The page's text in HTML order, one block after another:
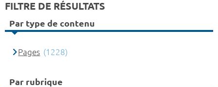
FILTRE DE RÉSULTATS
Par type de contenu
Pages (1228)
Par rubrique